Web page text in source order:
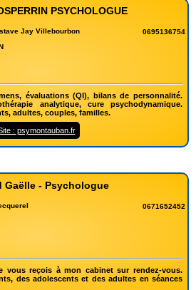
PSYCHOLOGUE
Jay Villebourbon
0695136754
évaluations (QI), bilans de personnalité.
analytique, cure psychodynamique.
adultes, couples, familles.
: psymontauban.fr
Gaëlle - Psychologue
0671652452
vous reçois à mon cabinet sur rendez-vous.
des adolescents et des adultes en séances